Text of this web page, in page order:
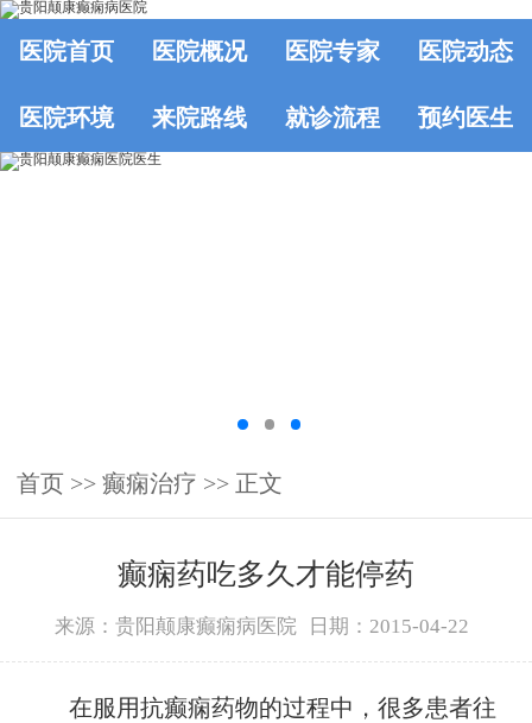
医院首页 医院概况 医院专家 医院动态
医院环境 来院路线 就诊流程 预约医生
首页 >> 癫痫治疗 >> 正文
癫痫药吃多久才能停药
来源：贵阳颠康癫痫病医院 日期：2015-04-22
在服用抗癫痫药物的过程中，很多患者往